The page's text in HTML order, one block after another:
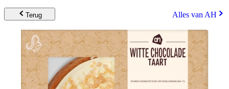
Terug Alles van AH